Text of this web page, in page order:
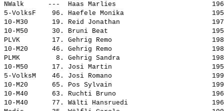
NWalk      --- Haas Marlies
5-VolksF    96. Haefele Monika
10-M30      19. Reid Jonathan
10-M50      30. Bruni Beat
PLVK        17. Gehrig Remo
10-M20      46. Gehrig Remo
PLMK         8. Gehrig Sandra
10-M50      17. Josi Martin
5-VolksM    46. Josi Romano
10-M20      65. Pos Sylvain
10-M40      63. Ruchti Bruno
10-M40      77. Wälti Hansruedi